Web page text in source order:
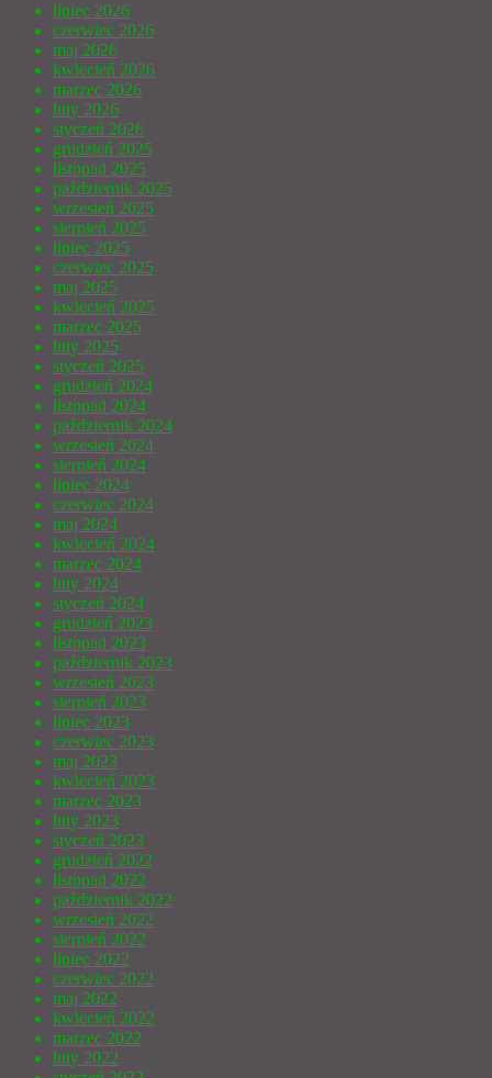
lipiec 2026
czerwiec 2026
maj 2026
kwiecień 2026
marzec 2026
luty 2026
styczeń 2026
grudzień 2025
listopad 2025
październik 2025
wrzesień 2025
sierpień 2025
lipiec 2025
czerwiec 2025
maj 2025
kwiecień 2025
marzec 2025
luty 2025
styczeń 2025
grudzień 2024
listopad 2024
październik 2024
wrzesień 2024
sierpień 2024
lipiec 2024
czerwiec 2024
maj 2024
kwiecień 2024
marzec 2024
luty 2024
styczeń 2024
grudzień 2023
listopad 2023
październik 2023
wrzesień 2023
sierpień 2023
lipiec 2023
czerwiec 2023
maj 2023
kwiecień 2023
marzec 2023
luty 2023
styczeń 2023
grudzień 2022
listopad 2022
październik 2022
wrzesień 2022
sierpień 2022
lipiec 2022
czerwiec 2022
maj 2022
kwiecień 2022
marzec 2022
luty 2022